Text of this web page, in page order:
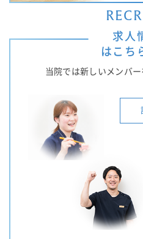
求人
はこち
当院では新しいメンバ